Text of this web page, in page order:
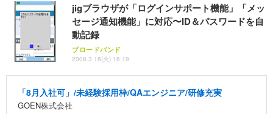
jigブラウザが「ログインサポート機能」「メッ
セージ通知機能」に対応〜ID＆パスワードを自
動記録
ブロードバンド
2008.3.18(火) 16:19
「8月入社可」/未経験採用枠/QAエンジニア/研修充実
GOEN株式会社